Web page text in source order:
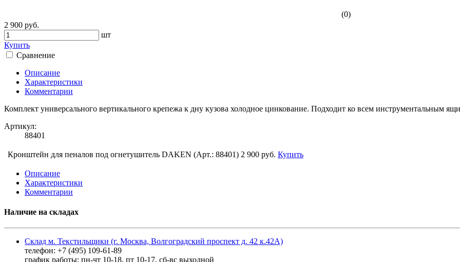
(0)
2 900 руб.
шт
Купить
Сравнение
Описание
Характеристики
Комментарии
Комплект универсального вертикального крепежа к дну кузова холодное цинкование. Подходит ко всем инструментальным
Артикул:
88401
Кронштейн для пеналов под огнетушитель DAKEN (Арт.: 88401) 2 900 руб. Купить
Описание
Характеристики
Комментарии
Наличие на складах
Склад м. Текстильщики (г. Москва, Волгоградский проспект д. 42 к.42А)
телефон: +7 (495) 109-61-89
график работы: пн-чт 10-18, пт 10-17, сб-вс выходной